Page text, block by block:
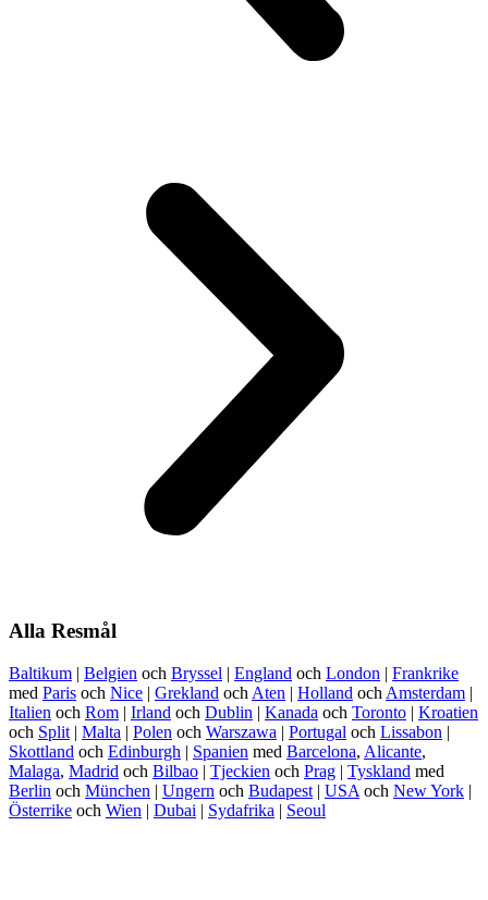
Alla Resmål
Baltikum | Belgien och Bryssel | England och London | Frankrike
med Paris och Nice | Grekland och Aten | Holland och Amsterdam |
Italien och Rom | Irland och Dublin | Kanada och Toronto | Kroatien
och Split | Malta | Polen och Warszawa | Portugal och Lissabon |
Skottland och Edinburgh | Spanien med Barcelona, Alicante,
Malaga, Madrid och Bilbao | Tjeckien och Prag | Tyskland med
Berlin och München | Ungern och Budapest | USA och New York |
Österrike och Wien | Dubai | Sydafrika | Seoul